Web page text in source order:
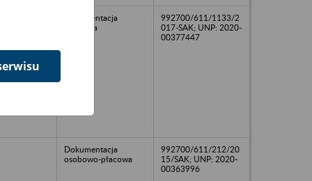
Dokumentacja
księgowa
992700/611/1133/2
017-SAK; UNP: 2020-
00377447
Dokumentacja
osobowo-płacowa
992700/611/212/20
15/SAK; UNP: 2020-
00363996